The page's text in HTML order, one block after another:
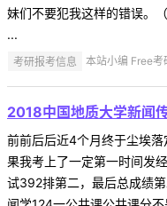
妹们不要犯我这样的错误。
...
考研报考信息 本站小编 Free
2018中国地质大学新闻
前前后后近4个月终于尘埃
果我考上了一定第一时间发
试392排第二，最后总成绩